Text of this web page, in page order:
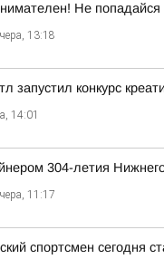
Не попадайся
13:18
запустил конкурс
14:01
304-летия
11:17
спортсмен сегодня